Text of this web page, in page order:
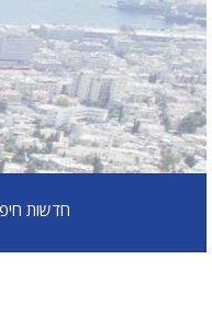
חדשות